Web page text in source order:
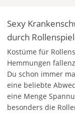
Sexy
durch
Kostüme für
Hemmungen
Du schon immer
eine beliebte
eine Menge
besonders die